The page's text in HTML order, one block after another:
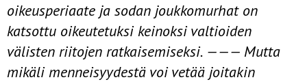
oikeusperiaate ja sodan joukkomurhat on
katsottu oikeutetuksi keinoksi valtioiden
välisten riitojen ratkaisemiseksi. ——— Mutta
mikäli menneisyydestä voi vetää joitakin